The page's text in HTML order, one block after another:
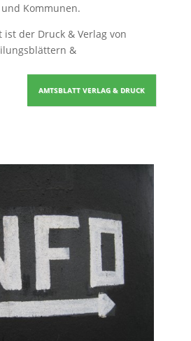
Kommunen.
ist der Druck & Verlag von
&
AMTSBLATT VERLAG & DRUCK